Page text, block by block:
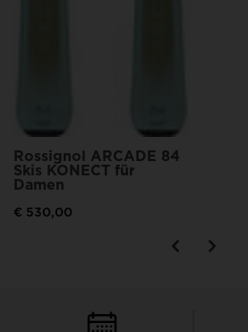
Rossignol ARCADE 84
Skis KONECT für
Damen
€ 530,00